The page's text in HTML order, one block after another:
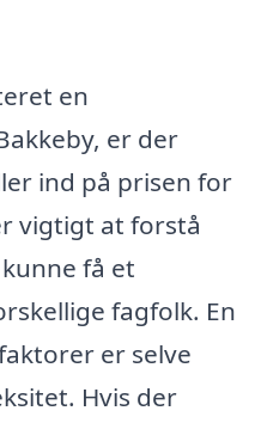
en
er der
ind på prisen for
vigtigt at forstå
få et
fagfolk. En
er selve
Hvis der